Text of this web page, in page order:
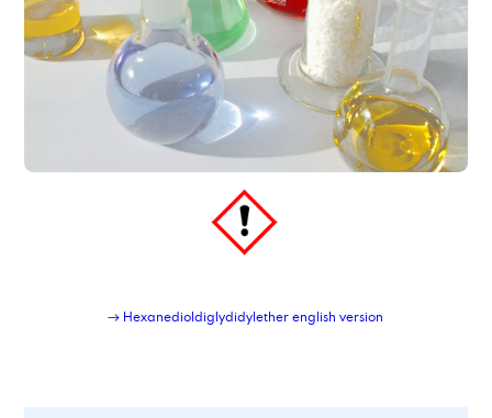
→ Hexanedioldiglydidylether english version